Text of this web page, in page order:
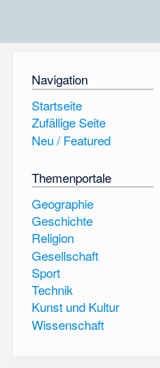
Navigation
Startseite
Zufällige Seite
Neu / Featured
Themenportale
Geographie
Geschichte
Religion
Gesellschaft
Sport
Technik
Kunst und Kultur
Wissenschaft